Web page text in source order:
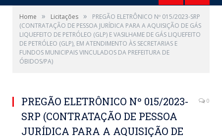
Home » Licitações »
PREGÃO ELETRÔNICO Nº 015/2023-SRP
(CONTRATAÇÃO DE PESSOA JURÍDICA PARA A AQUISIÇÃO DE GÁS
LIQUEFEITO DE PETRÓLEO (GLP) E VASILHAME DE GÁS LIQUEFEITO
DE PETRÓLEO (GLP), EM ATENDIMENTO ÀS SECRETARIAS E
FUNDOS MUNICIPAIS VINCULADOS DA PREFEITURA DE
ÓBIDOS/PA)
PREGÃO ELETRÔNICO Nº 015/2023-
SRP (CONTRATAÇÃO DE PESSOA
JURÍDICA PARA A AQUISIÇÃO DE
0